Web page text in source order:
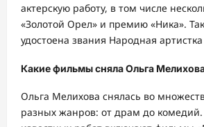
актерскую работу, в том числе
«Золотой Орел» и премию «Ника».
удостоена звания Народная
Какие фильмы сняла Ольга
Ольга Мелихова снялась во
разных жанров: от драм до